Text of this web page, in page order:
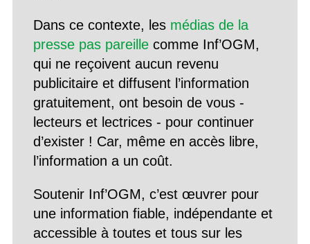
Dans ce contexte, les médias de la
presse pas pareillecomme Inf’OGM,
qui ne reçoivent aucun revenu
publicitaire et diffusent l’information
gratuitement, ont besoin de vous -
lecteurs et lectrices - pour continuer
d’exister ! Car, même en accès libre,
l’information a un coût.
Soutenir Inf’OGM, c’est œuvrer pour
une information fiable, indépendante et
accessible à toutes et tous sur les